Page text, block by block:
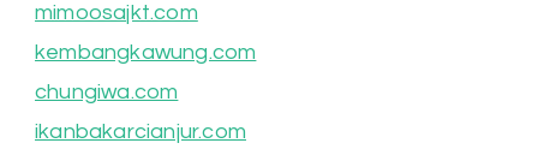
mimoosajkt.com
kembangkawung.com
chungiwa.com
ikanbakarcianjur.com